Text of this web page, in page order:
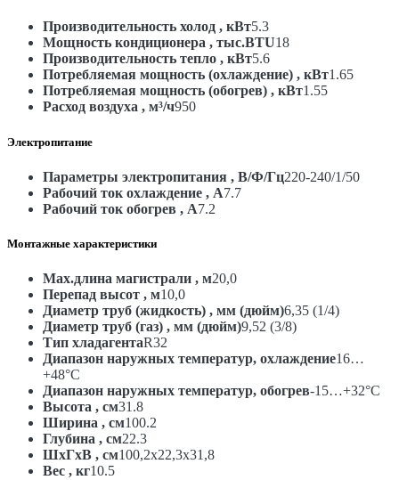
Производительность холод , кВт5.3
Мощность кондиционера , тыс.BTU18
Производительность тепло , кВт5.6
Потребляемая мощность (охлаждение) , кВт1.65
Потребляемая мощность (обогрев) , кВт1.55
Расход воздуха , м³/ч950
Электропитание
Параметры электропитания , В/Ф/Гц220-240/1/50
Рабочий ток охлаждение , А7.7
Рабочий ток обогрев , А7.2
Монтажные характеристики
Max.длина магистрали , м20,0
Перепад высот , м10,0
Диаметр труб (жидкость) , мм (дюйм)6,35 (1/4)
Диаметр труб (газ) , мм (дюйм)9,52 (3/8)
Тип хладагентаR32
Диапазон наружных температур, охлаждение16…
+48°С
Диапазон наружных температур, обогрев-15…+32°С
Высота , см31.8
Ширина , см100.2
Глубина , см22.3
ШxГxВ , см100,2x22,3x31,8
Вес , кг10.5